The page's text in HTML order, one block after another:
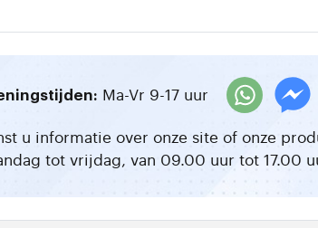
Ma-Vr 9-17 uur
u informatie over onze site of onze
tot vrijdag, van 09.00 uur tot 17.00